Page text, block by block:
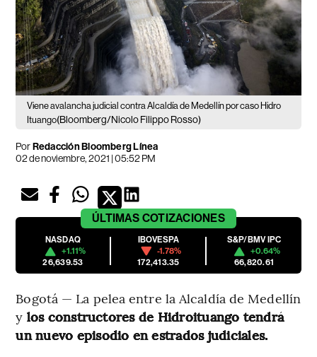
Viene avalancha judicial contra Alcaldía de Medellín por caso Hidro
Ituango(Bloomberg/Nicolo Filippo Rosso)
PorRedacción Bloomberg Línea
02 de noviembre, 2021 | 05:52 PM
ÚLTIMAS COTIZACIONES
NASDAQ
+1.11%
26,639.53
IBOVESPA
-1.78%
172,413.35
S&P/BMV IPC
+0.64%
66,820.61
Bogotá — La pelea entre la Alcaldía de Medellín
y los constructores de Hidroituango tendrá
un nuevo episodio en estrados judiciales.